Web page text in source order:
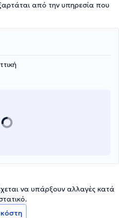
από την υπηρεσία που
να υπάρξουν αλλαγές κατά